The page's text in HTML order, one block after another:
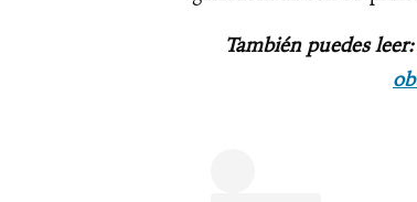
También puedes leer: